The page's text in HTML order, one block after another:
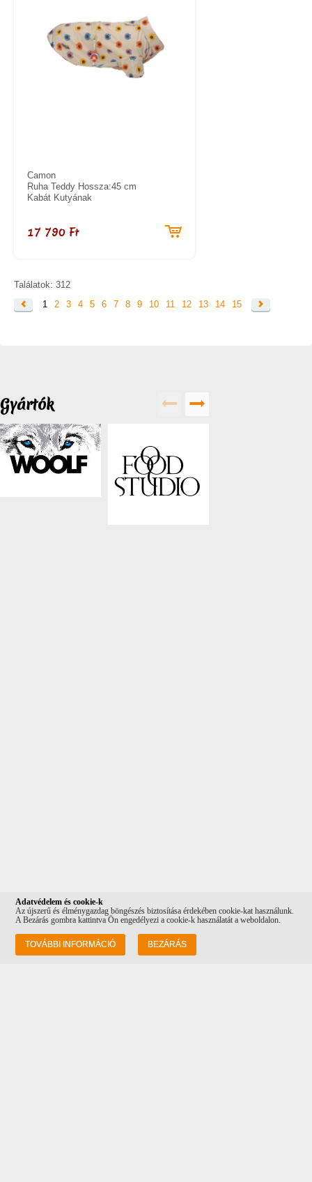
Camon
Ruha Teddy Hossza:45 cm
Kabát Kutyának
17 790 Ft
Találatok: 312
1
2 3 4 5 6 7 8 9 10 11 12 13 14 15
Gyártók
Információk
Adatvédelem és cookie-k
Az újszerű és élménygazdag böngészés biztosítása érdekében cookie-kat használunk.
A Bezárás gombra kattintva Ön engedélyezi a cookie-k használatát a weboldalon.
TOVÁBBI INFORMÁCIÓ BEZÁRÁS